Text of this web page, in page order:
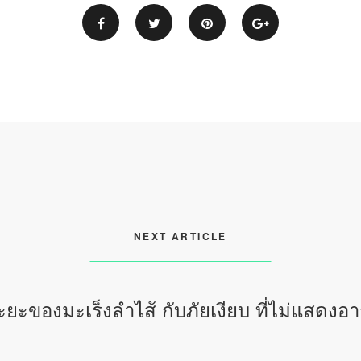
NEXT ARTICLE
ยะของมะเร็งลำไส้ กับภัยเงียบ ที่ไม่แสดงอ